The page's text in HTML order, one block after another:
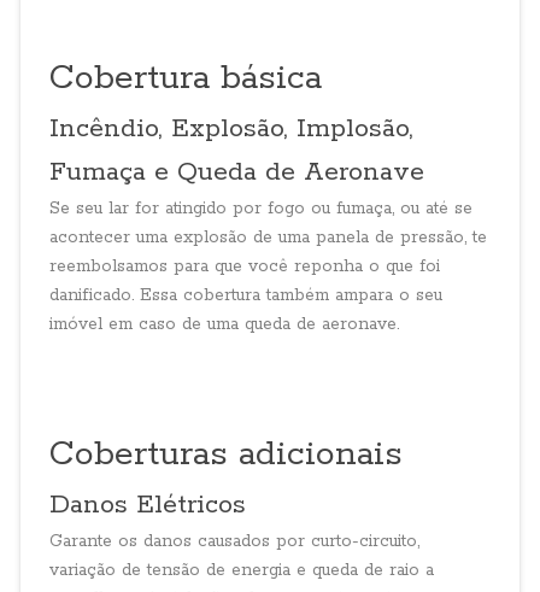
Cobertura básica
Incêndio, Explosão, Implosão,
Fumaça e Queda de Aeronave
Se seu lar for atingido por fogo ou fumaça, ou até se
acontecer uma explosão de uma panela de pressão, te
reembolsamos para que você reponha o que foi
danificado. Essa cobertura também ampara o seu
imóvel em caso de uma queda de aeronave.
Coberturas adicionais
Danos Elétricos
Garante os danos causados por curto-circuito,
variação de tensão de energia e queda de raio a